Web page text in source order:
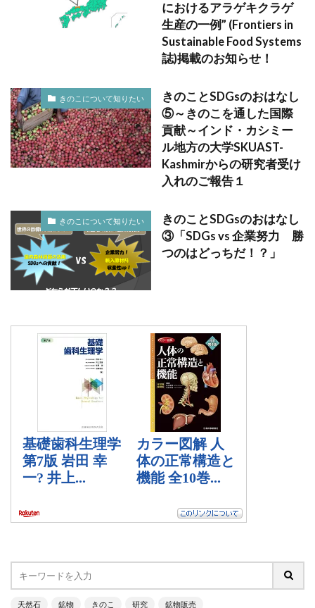
におけるアラゲキクラゲ
生産の一例” (Frontiers in
Sustainable Food Systems
誌)掲載のお知らせ！
きのこについて知りたい
きのことSDGsのおはなし
⑤～きのこを通した国際
貢献～インド・カシミー
ル地方の大学SKUAST-
Kashmirからの研究者受け
入れのご報告１
きのこについて知りたい
きのことSDGsのおはなし
③「SDGs vs 企業努力 勝
つのはどっちだ！？」
天然石 鉱物 きのこ 研究 鉱物販売